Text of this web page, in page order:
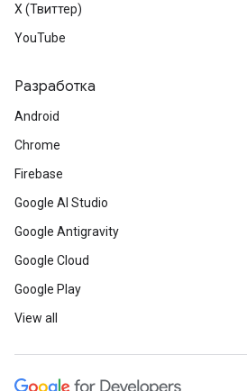
X (Твиттер)
YouTube
Разработка
Android
Chrome
Firebase
Google AI Studio
Google Antigravity
Google Cloud
Google Play
View all